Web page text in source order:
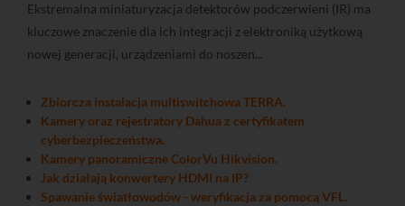
Ekstremalna miniaturyzacja detektorów podczerwieni (IR) ma
kluczowe znaczenie dla ich integracji z elektroniką użytkową
nowej generacji, urządzeniami do noszen...
Zbiorcza instalacja multiswitchowa TERRA.
Kamery oraz rejestratory Dahua z certyfikatem
cyberbezpieczeństwa.
Kamery panoramiczne ColorVu Hikvision.
Jak działają konwertery HDMI na IP?
Spawanie światłowodów - weryfikacja za pomocą VFL.